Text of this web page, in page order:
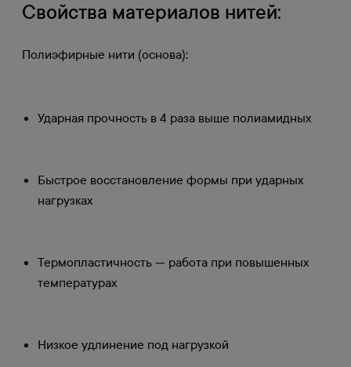
Свойства материалов нитей:
Полиэфирные нити (основа):
Ударная прочность в 4 раза выше полиамидных
Быстрое восстановление формы при ударных
нагрузках
Термопластичность — работа при повышенных
температурах
Низкое удлинение под нагрузкой